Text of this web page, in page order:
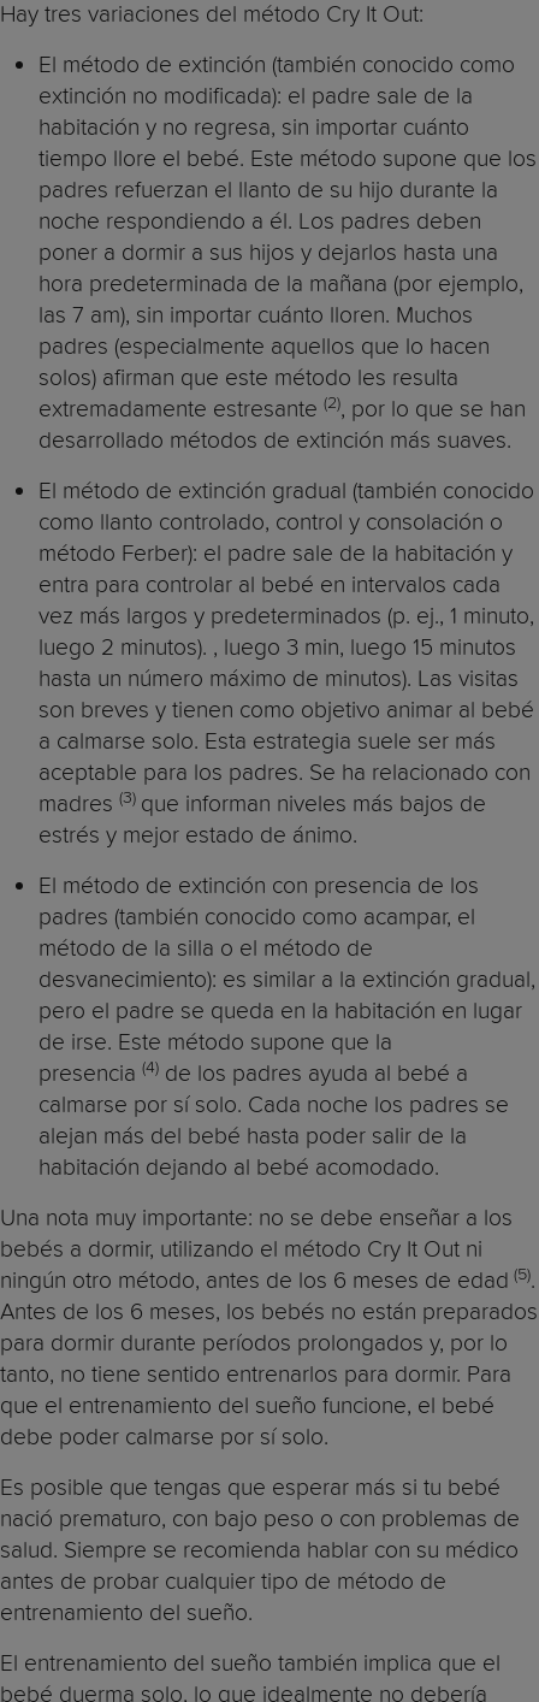
Hay tres variaciones del método Cry It Out:
El método de extinción (también conocido como
extinción no modificada): el padre sale de la
habitación y no regresa, sin importar cuánto
tiempo llore el bebé. Este método supone que los
padres refuerzan el llanto de su hijo durante la
noche respondiendo a él. Los padres deben
poner a dormir a sus hijos y dejarlos hasta una
hora predeterminada de la mañana (por ejemplo,
las 7 am), sin importar cuánto lloren. Muchos
padres (especialmente aquellos que lo hacen
solos) afirman que este método les resulta
extremadamente estresante (2), por lo que se han
desarrollado métodos de extinción más suaves.
El método de extinción gradual (también conocido
como llanto controlado, control y consolación o
método Ferber): el padre sale de la habitación y
entra para controlar al bebé en intervalos cada
vez más largos y predeterminados (p. ej., 1 minuto,
luego 2 minutos). , luego 3 min, luego 15 minutos
hasta un número máximo de minutos). Las visitas
son breves y tienen como objetivo animar al bebé
a calmarse solo. Esta estrategia suele ser más
aceptable para los padres. Se ha relacionado con
madres (3) que informan niveles más bajos de
estrés y mejor estado de ánimo.
El método de extinción con presencia de los
padres (también conocido como acampar, el
método de la silla o el método de
desvanecimiento): es similar a la extinción gradual,
pero el padre se queda en la habitación en lugar
de irse. Este método supone que la
presencia (4) de los padres ayuda al bebé a
calmarse por sí solo. Cada noche los padres se
alejan más del bebé hasta poder salir de la
habitación dejando al bebé acomodado.
Una nota muy importante: no se debe enseñar a los
bebés a dormir, utilizando el método Cry It Out ni
ningún otro método, antes de los 6 meses de edad (5).
Antes de los 6 meses, los bebés no están preparados
para dormir durante períodos prolongados y, por lo
tanto, no tiene sentido entrenarlos para dormir. Para
que el entrenamiento del sueño funcione, el bebé
debe poder calmarse por sí solo.
Es posible que tengas que esperar más si tu bebé
nació prematuro, con bajo peso o con problemas de
salud. Siempre se recomienda hablar con su médico
antes de probar cualquier tipo de método de
entrenamiento del sueño.
El entrenamiento del sueño también implica que el
bebé duerma solo, lo que idealmente no debería